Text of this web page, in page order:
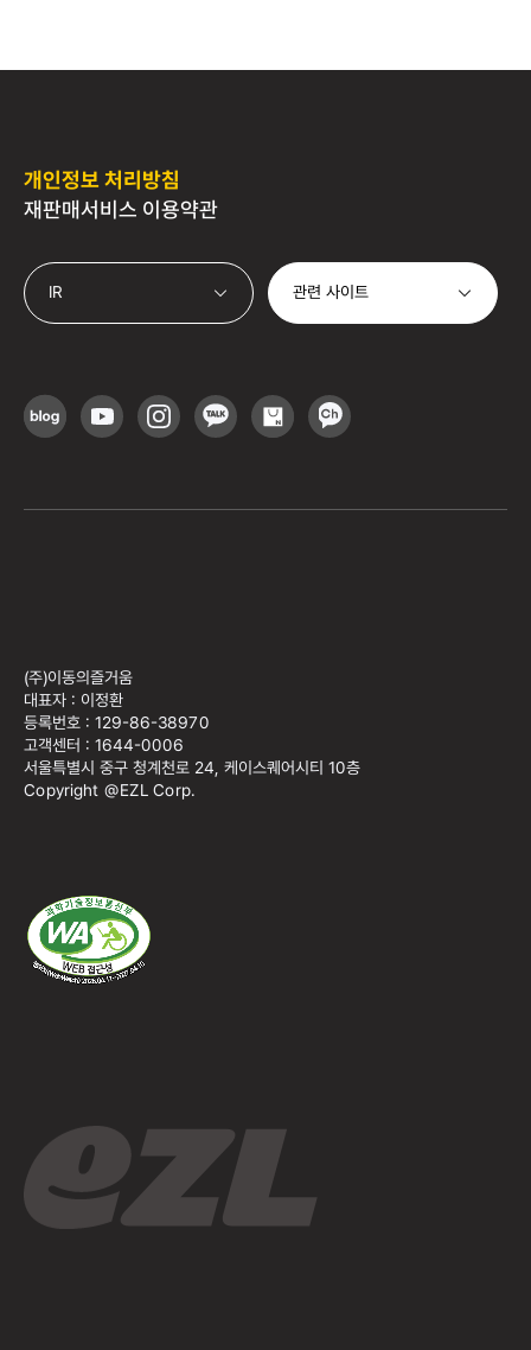
개인정보 처리방침
재판매서비스 이용약관
IR 관련 사이트
(주)이동의즐거움
대표자 : 이정환
등록번호 : 129-86-38970
고객센터 : 1644-0006
서울특별시 중구 청계천로 24, 케이스퀘어시티 10층
Copyright @EZL Corp.